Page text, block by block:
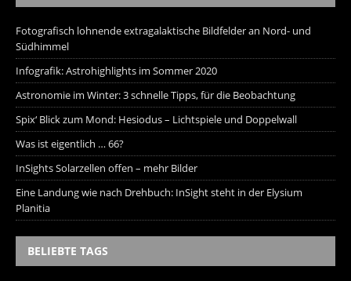
Fotografisch lohnende extragalaktische Bildfelder an Nord- und
Südhimmel
Infografik: Astrohighlights im Sommer 2020
Astronomie im Winter: 3 schnelle Tipps, für die Beobachtung
Spix‘ Blick zum Mond: Hesiodus – Lichtspiele und Doppelwall
Was ist eigentlich … 66?
InSights Solarzellen offen – mehr Bilder
Eine Landung wie nach Drehbuch: InSight steht in der Elysium
Planitia
BELIEBTE TAGS